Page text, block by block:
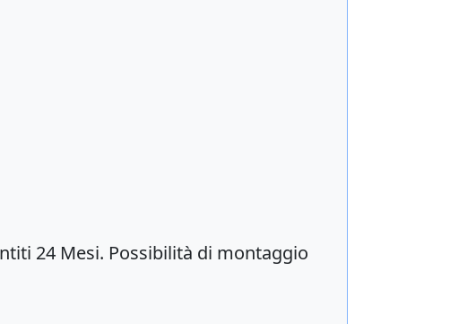
24 Mesi. Possibilità di montaggio